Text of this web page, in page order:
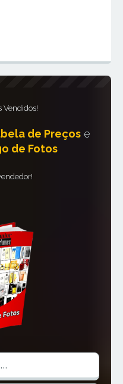
Vendidos!
de Preçose
de Fotos